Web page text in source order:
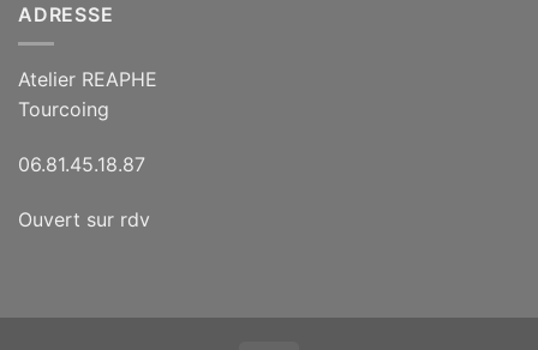
ADRESSE
Atelier REAPHE
Tourcoing
06.81.45.18.87
Ouvert sur rdv